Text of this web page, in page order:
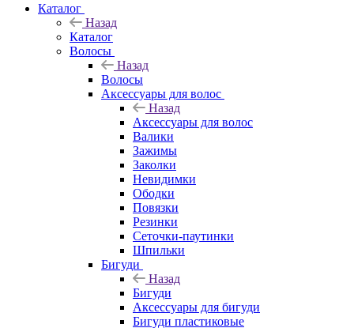
Каталог
Назад
Каталог
Волосы
Назад
Волосы
Аксессуары для волос
Назад
Аксессуары для волос
Валики
Зажимы
Заколки
Невидимки
Ободки
Повязки
Резинки
Сеточки-паутинки
Шпильки
Бигуди
Назад
Бигуди
Аксессуары для бигуди
Бигуди пластиковые